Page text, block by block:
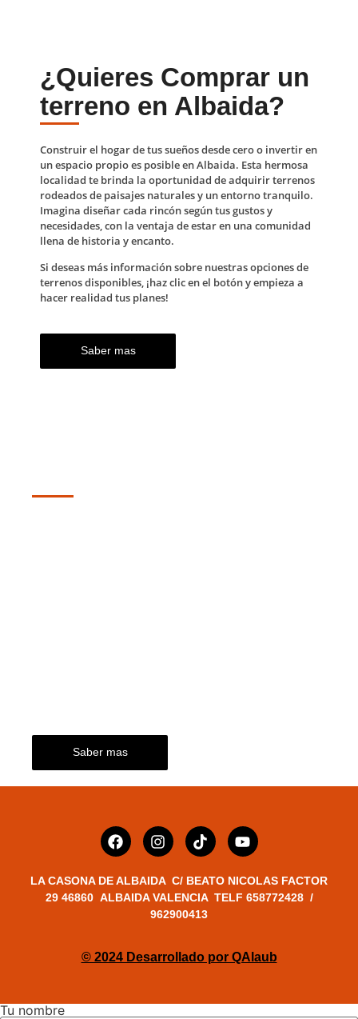
Construir el hogar de tus sueños desde cero o invertir en
un espacio propio es posible en Albaida. Esta hermosa
localidad te brinda la oportunidad de adquirir terrenos
rodeados de paisajes naturales y un entorno tranquilo.
Imagina diseñar cada rincón según tus gustos y
necesidades, con la ventaja de estar en una comunidad
llena de historia y encanto.
Si deseas más información sobre nuestras opciones de
terrenos disponibles, ¡haz clic en el botón y empieza a
hacer realidad tus planes!
Saber mas
¿Quieres Comprar un
terreno en Albaida?
Saber mas
LA CASONA DE ALBAIDA C/ BEATO NICOLAS FACTOR
29 46860 ALBAIDA VALENCIA TELF 658772428 /
962900413
© 2024 Desarrollado por QAlaub
Tu nombre